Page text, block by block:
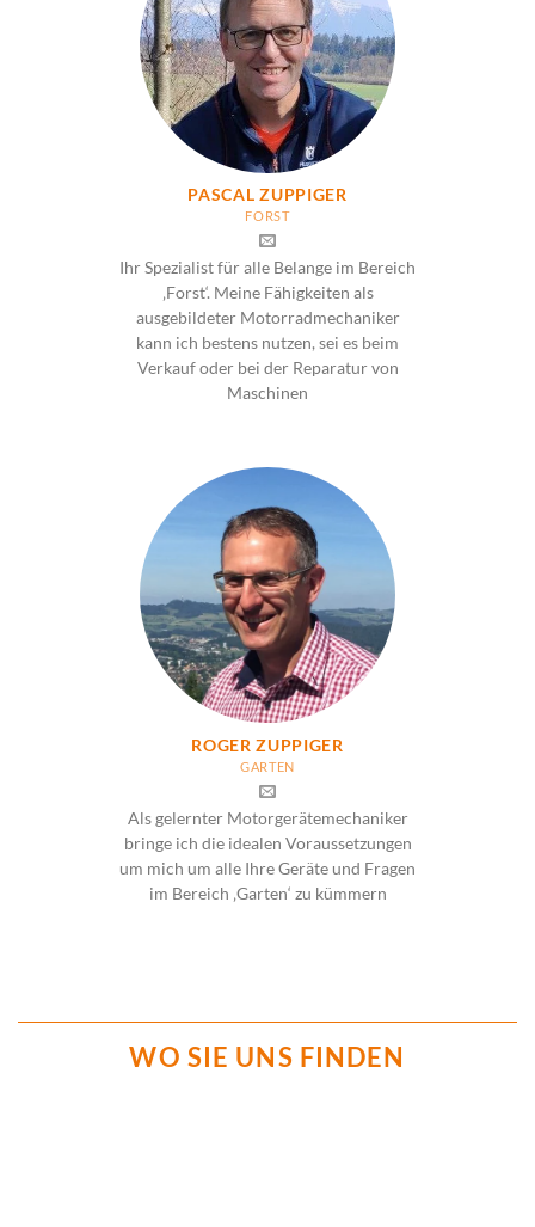
PASCAL ZUPPIGER
FORST
Ihr Spezialist für alle Belange im Bereich
‚Forst‘. Meine Fähigkeiten als
ausgebildeter Motorradmechaniker
kann ich bestens nutzen, sei es beim
Verkauf oder bei der Reparatur von
Maschinen
ROGER ZUPPIGER
GARTEN
Als gelernter Motorgerätemechaniker
bringe ich die idealen Voraussetzungen
um mich um alle Ihre Geräte und Fragen
im Bereich ‚Garten‘ zu kümmern
WO SIE UNS FINDEN